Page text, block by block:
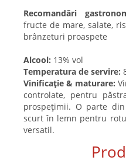
Recomandări
fructe de mare, salate,
brânzeturi proaspete
Alcool: 13% vol
Temperatura de servire:
Vinificație & maturare:
controlate, pentru
prospețimii. O parte
scurt în lemn pentru
versatil.